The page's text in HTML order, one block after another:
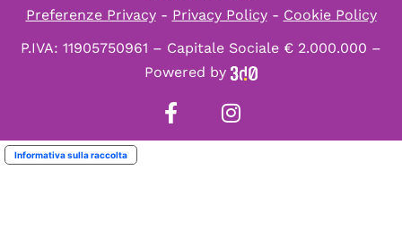
Preferenze Privacy- Privacy Policy- Cookie Policy
P.IVA: 11905750961 – Capitale Sociale € 2.000.000 –
Powered by
Informativa sulla raccolta